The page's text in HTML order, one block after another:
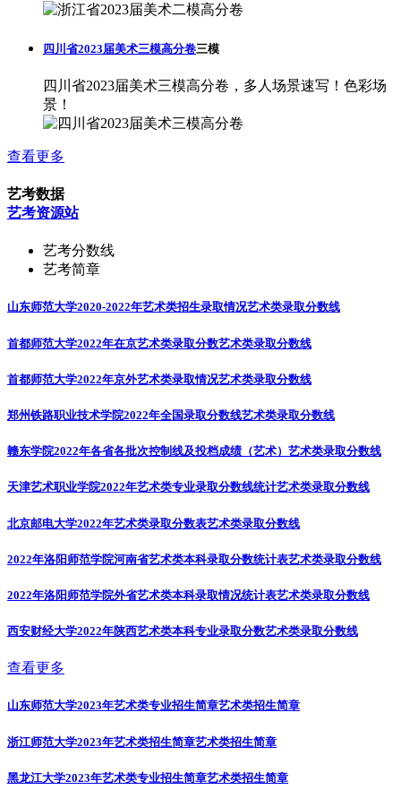
四川省2023届美术三模高分卷三模
四川省2023届美术三模高分卷，多人场景速写！色彩场
景！
查看更多
艺考数据
艺考资源站
艺考分数线
艺考简章
山东师范大学2020-2022年艺术类招生录取情况艺术类录取分数线
首都师范大学2022年在京艺术类录取分数艺术类录取分数线
首都师范大学2022年京外艺术类录取情况艺术类录取分数线
郑州铁路职业技术学院2022年全国录取分数线艺术类录取分数线
赣东学院2022年各省各批次控制线及投档成绩（艺术） 艺术类录取分数线
天津艺术职业学院2022年艺术类专业录取分数线统计艺术类录取分数线
北京邮电大学2022年艺术类录取分数表艺术类录取分数线
2022年洛阳师范学院河南省艺术类本科录取分数统计表艺术类录取分数线
2022年洛阳师范学院外省艺术类本科录取情况统计表艺术类录取分数线
西安财经大学2022年陕西艺术类本科专业录取分数艺术类录取分数线
查看更多
山东师范大学2023年艺术类专业招生简章艺术类招生简章
浙江师范大学2023年艺术类招生简章艺术类招生简章
黑龙江大学2023年艺术类专业招生简章艺术类招生简章